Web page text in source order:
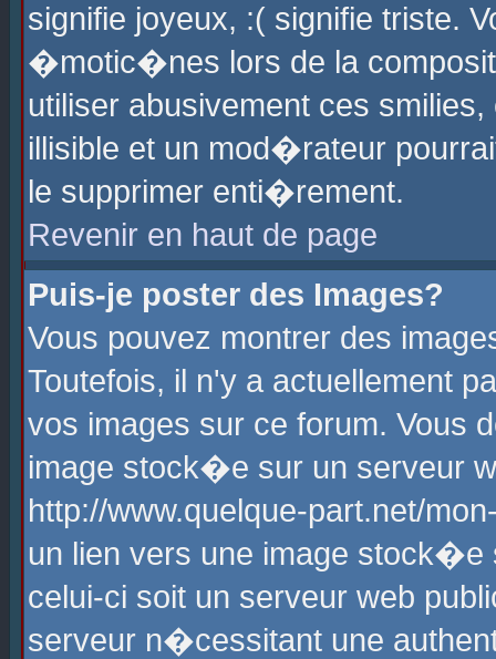
signifie joyeux, :( signifie triste.
�motic�nes lors de la
utiliser abusivement ces
illisible et un mod�rateur
le supprimer enti�rement.
Revenir en haut de page
Puis-je poster des Images?
Vous pouvez montrer des
Toutefois, il n'y a actuellement
vos images sur ce forum. Vous
image stock�e sur un serveur
http://www.quelque-part.net/
un lien vers une image
celui-ci soit un serveur web
serveur n�cessitant une